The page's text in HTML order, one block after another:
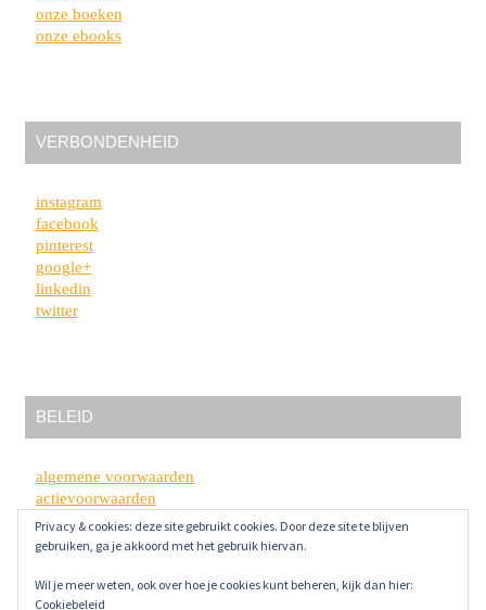
onze boeken
onze ebooks
VERBONDENHEID
instagram
facebook
pinterest
google+
linkedin
twitter
BELEID
algemene voorwaarden
actievoorwaarden
privacybeleid
disclaimer
Privacy & cookies: deze site gebruikt cookies. Door deze site te blijven
gebruiken, ga je akkoord met het gebruik hiervan.
Wil je meer weten, ook over hoe je cookies kunt beheren, kijk dan hier:
Cookiebeleid